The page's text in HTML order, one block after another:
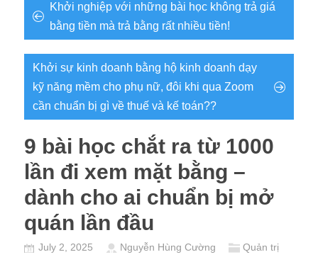
Khởi nghiệp với những bài học không trả giá
bằng tiền mà trả bằng rất nhiều tiền!
Khởi sự kinh doanh bằng hộ kinh doanh dạy
kỹ năng mềm cho phụ nữ, đôi khi qua Zoom
cần chuẩn bị gì về thuế và kế toán??
9 bài học chắt ra từ 1000
lần đi xem mặt bằng –
dành cho ai chuẩn bị mở
quán lần đầu
July 2, 2025 Nguyễn Hùng Cường
Quản trị